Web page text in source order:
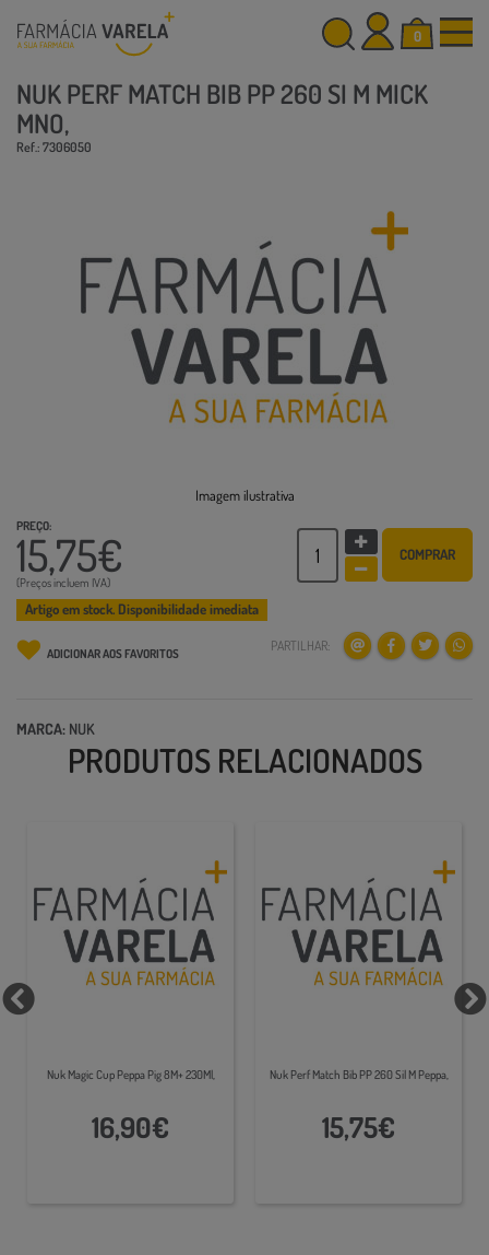
0
NUK PERF MATCH BIB PP 260 SI M MICK
MNO,
Ref.: 7306050
Imagem ilustrativa
PREÇO:
15,75€
(Preços incluem IVA)
COMPRAR
Artigo em stock. Disponibilidade imediata
ADICIONAR AOS FAVORITOS PARTILHAR:
MARCA: NUK
PRODUTOS RELACIONADOS
Nuk Magic Cup Peppa Pig 8M+ 230Ml,
16,90€
Nuk Perf Match Bib PP 260 Sil M Peppa,
15,75€